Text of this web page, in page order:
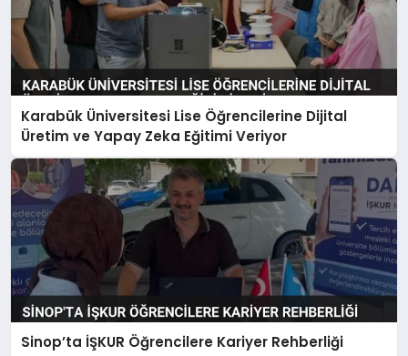
Karabük Üniversitesi Lise Öğrencilerine Dijital
Üretim ve Yapay Zeka Eğitimi Veriyor
Sinop’ta İŞKUR Öğrencilere Kariyer Rehberliği